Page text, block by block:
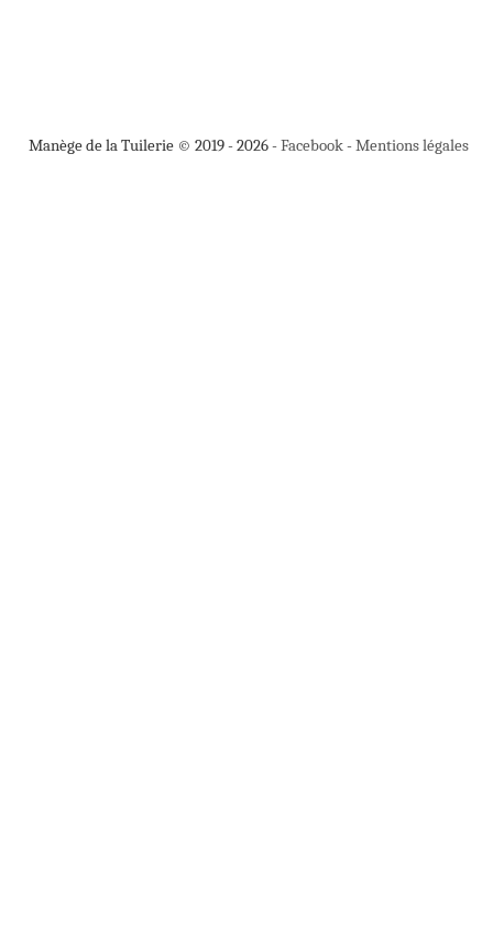
Manège de la Tuilerie © 2019 - 2026 -Facebook-Mentions légales